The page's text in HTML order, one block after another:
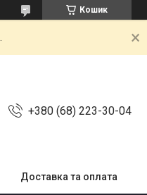
Кошик
+380 (68) 223-30-04
Доставка та оплата